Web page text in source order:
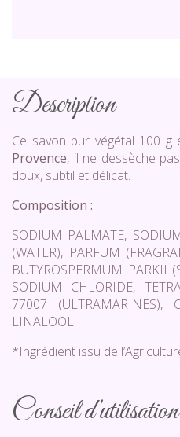
Description
Ce savon pur végétal 100 g
Provence, il ne dessèche
doux, subtil et délicat.
Composition :
SODIUM PALMATE,
(WATER), PARFUM
BUTYROSPERMUM PARKII
SODIUM CHLORIDE,
77007 (ULTRAMARINES),
LINALOOL.
*Ingrédient issu de
Conseil d'utilisation